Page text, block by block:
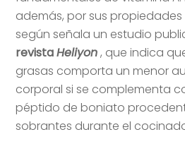
además, por sus
según señala un estudio
revistaHeliyon, que indica
grasas comporta un menor
corporal si se complementa
péptido de boniato
sobrantes durante el